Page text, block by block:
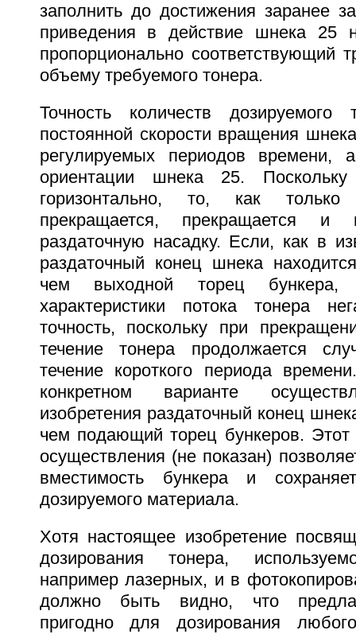
заполнить до достижения заранее
приведения в действие шнека 25
пропорционально соответствующий
объему требуемого тонера.
Точность количеств дозируемого
постоянной скорости вращения
регулируемых периодов времени,
ориентации шнека 25.
горизонтально, то, как
прекращается, прекращается
раздаточную насадку. Если, как в
раздаточный конец шнека
чем выходной торец бункера,
характеристики потока тонера
точность, поскольку при
течение тонера продолжается
течение короткого периода
конкретном варианте
изобретения раздаточный конец
чем подающий торец бункеров. Этот
осуществления (не показан)
вместимость бункера и
дозируемого материала.
Хотя настоящее изобретение
дозирования тонера,
например лазерных, и в
должно быть видно, что
пригодно для дозирования